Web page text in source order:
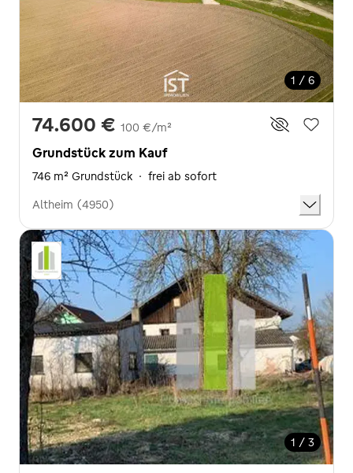
1 / 6
74.600 € 100 €/m²
Grundstück zum Kauf
746 m² Grundstück · frei ab sofort
Altheim (4950)
1 / 3